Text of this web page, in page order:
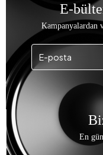
E-
Kampanyalardan
En